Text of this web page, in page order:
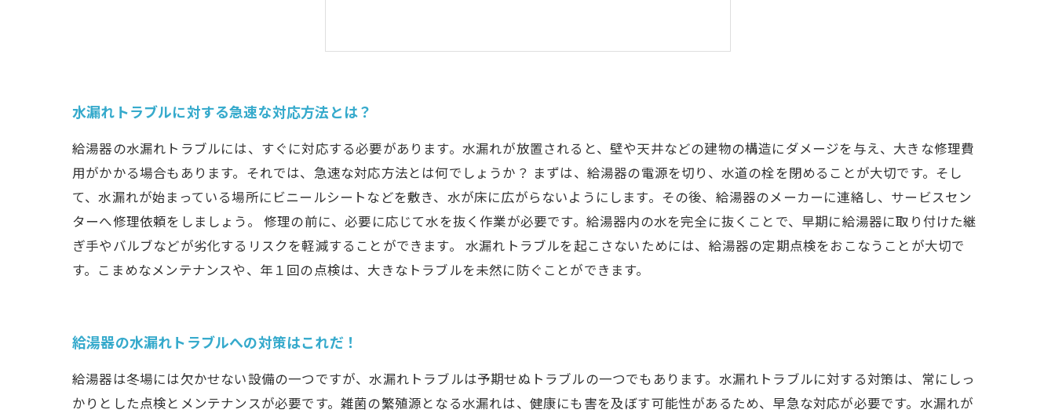
水漏れトラブルに対する急速な対応方法とは？
給湯器の水漏れトラブルには、すぐに対応する必要があります。水漏れが放置されると、壁や天井などの建物の構造にダメージを与え、大きな修理費
用がかかる場合もあります。それでは、急速な対応方法とは何でしょうか？ まずは、給湯器の電源を切り、水道の栓を閉めることが大切です。そし
て、水漏れが始まっている場所にビニールシートなどを敷き、水が床に広がらないようにします。その後、給湯器のメーカーに連絡し、サービスセン
ターへ修理依頼をしましょう。 修理の前に、必要に応じて水を抜く作業が必要です。給湯器内の水を完全に抜くことで、早期に給湯器に取り付けた継
ぎ手やバルブなどが劣化するリスクを軽減することができます。 水漏れトラブルを起こさないためには、給湯器の定期点検をおこなうことが大切で
す。こまめなメンテナンスや、年１回の点検は、大きなトラブルを未然に防ぐことができます。
給湯器の水漏れトラブルへの対策はこれだ！
給湯器は冬場には欠かせない設備の一つですが、水漏れトラブルは予期せぬトラブルの一つでもあります。水漏れトラブルに対する対策は、常にしっ
かりとした点検とメンテナンスが必要です。雑菌の繁殖源となる水漏れは、健康にも害を及ぼす可能性があるため、早急な対応が必要です。水漏れが